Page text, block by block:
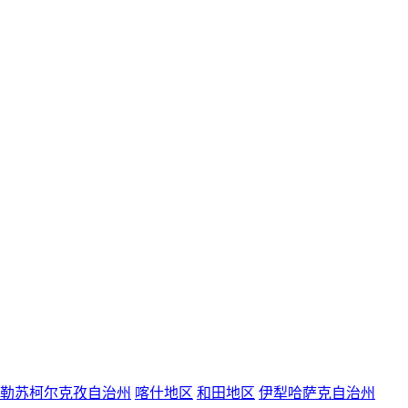
苏柯尔克孜自治州 喀什地区 和田地区 伊犁哈萨克自治州